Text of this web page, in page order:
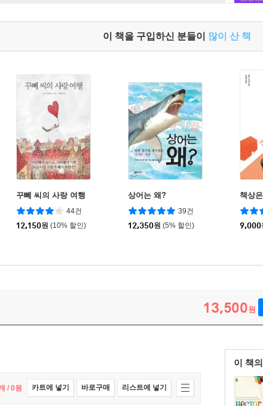
이 책을 구입하신 분들이 많이 산 책
꾸뻬 씨의 사랑 여행
44건
12,150원 (10% 할인)
상어는 왜?
39건
12,350원 (5% 할인)
책상
9,000
13,500원
이 책
/ 0원 카트에 넣기 바로구매 리스트에 넣기